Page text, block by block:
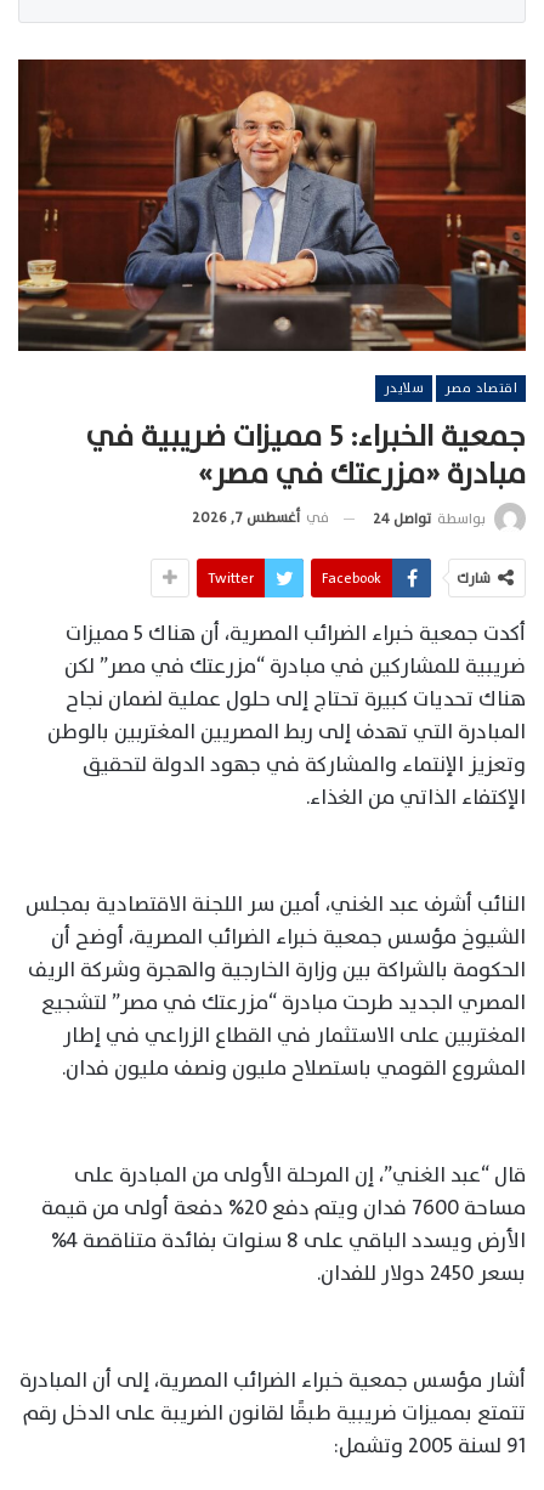
اقتصاد مصر سلايدر
جمعية الخبراء: 5 مميزات ضريبية في
مبادرة «مزرعتك في مصر»
بواسطة تواصل 24 في أغسطس 7, 2026
شارك Facebook
Twitter
أكدت جمعية خبراء الضرائب المصرية، أن هناك 5 مميزات
ضريبية للمشاركين في مبادرة “مزرعتك في مصر” لكن
هناك تحديات كبيرة تحتاج إلى حلول عملية لضمان نجاح
المبادرة التي تهدف إلى ربط المصريين المغتربين بالوطن
وتعزيز الإنتماء والمشاركة في جهود الدولة لتحقيق
الإكتفاء الذاتي من الغذاء.
النائب أشرف عبد الغني، أمين سر اللجنة الاقتصادية بمجلس
الشيوخ مؤسس جمعية خبراء الضرائب المصرية، أوضح أن
الحكومة بالشراكة بين وزارة الخارجية والهجرة وشركة الريف
المصري الجديد طرحت مبادرة “مزرعتك في مصر” لتشجيع
المغتربين على الاستثمار في القطاع الزراعي في إطار
المشروع القومي باستصلاح مليون ونصف مليون فدان.
قال “عبد الغني”، إن المرحلة الأولى من المبادرة على
مساحة 7600 فدان ويتم دفع 20% دفعة أولى من قيمة
الأرض ويسدد الباقي على 8 سنوات بفائدة متناقصة 4%
بسعر 2450 دولار للفدان.
أشار مؤسس جمعية خبراء الضرائب المصرية، إلى أن المبادرة
تتمتع بمميزات ضريبية طبقًا لقانون الضريبة على الدخل رقم
91 لسنة 2005 وتشمل: